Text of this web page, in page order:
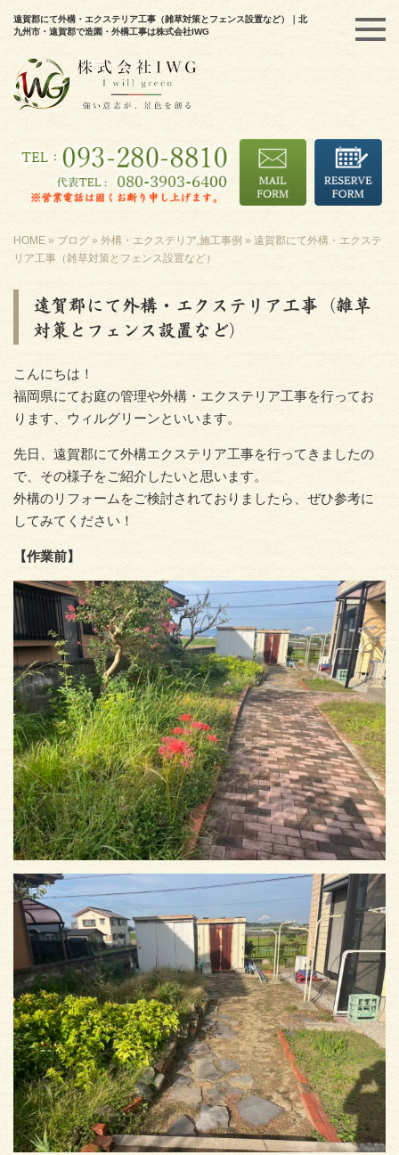
遠賀郡にて外構・エクステリア工事（雑草対策とフェンス設置など）｜北
九州市・遠賀郡で造園・外構工事は株式会社IWG
HOME » ブログ » 外構・エクステリア,施工事例 » 遠賀郡にて外構・エクステ
リア工事（雑草対策とフェンス設置など）
遠賀郡にて外構・エクステリア工事（雑草
対策とフェンス設置など）
こんにちは！
福岡県にてお庭の管理や外構・エクステリア工事を行ってお
ります、ウィルグリーンといいます。
先日、遠賀郡にて外構エクステリア工事を行ってきましたの
で、その様子をご紹介したいと思います。
外構のリフォームをご検討されておりましたら、ぜひ参考に
してみてください！
【作業前】